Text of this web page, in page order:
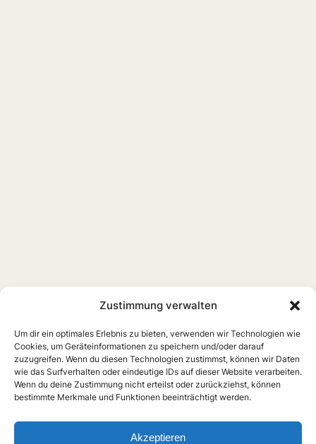
Zustimmung verwalten
Um dir ein optimales Erlebnis zu bieten, verwenden wir Technologien wie
Cookies, um Geräteinformationen zu speichern und/oder darauf
zuzugreifen. Wenn du diesen Technologien zustimmst, können wir Daten
wie das Surfverhalten oder eindeutige IDs auf dieser Website verarbeiten.
Wenn du deine Zustimmung nicht erteilst oder zurückziehst, können
bestimmte Merkmale und Funktionen beeinträchtigt werden.
Akzeptieren
FilmeAnimeMusik